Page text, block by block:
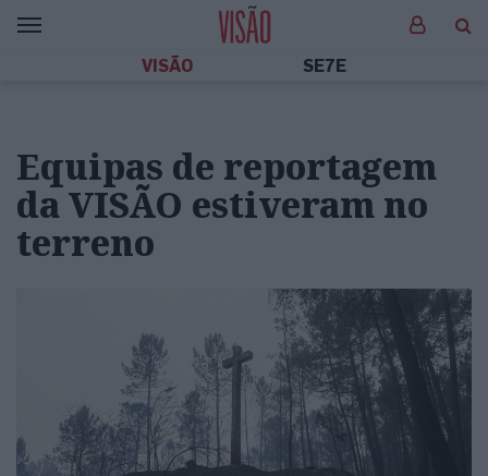
VISÃO SE7E
Equipas de reportagem
da VISÃO estiveram no
terreno